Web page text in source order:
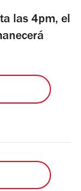
las 4pm, el